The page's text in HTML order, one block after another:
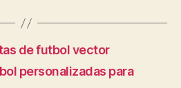
de futbol vector
personalizadas para